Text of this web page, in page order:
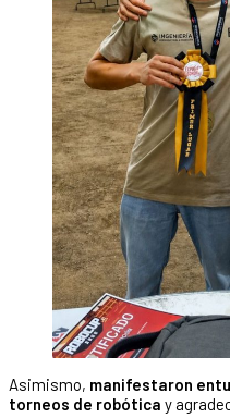
Asimismo, manifestaron
torneos de robótica y